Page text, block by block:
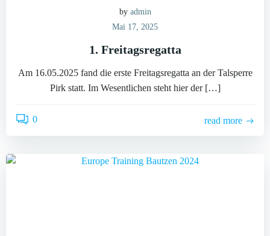
by admin
Mai 17, 2025
1. Freitagsregatta
Am 16.05.2025 fand die erste Freitagsregatta an der Talsperre
Pirk statt. Im Wesentlichen steht hier der […]
0 read more